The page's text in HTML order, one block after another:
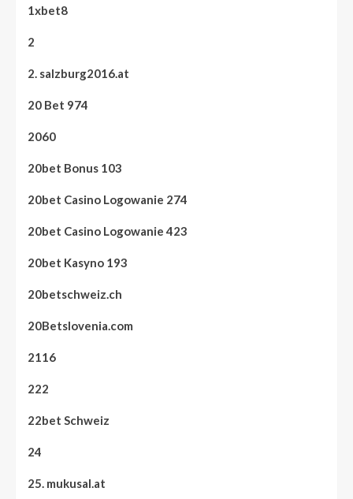
1xbet8
2
2. salzburg2016.at
20 Bet 974
2060
20bet Bonus 103
20bet Casino Logowanie 274
20bet Casino Logowanie 423
20bet Kasyno 193
20betschweiz.ch
20Betslovenia.com
2116
222
22bet Schweiz
24
25. mukusal.at